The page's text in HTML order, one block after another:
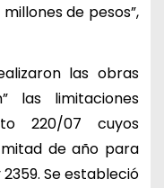
de pesos”,
las obras
las limitaciones
220/07 cuyos
de año para
Se estableció